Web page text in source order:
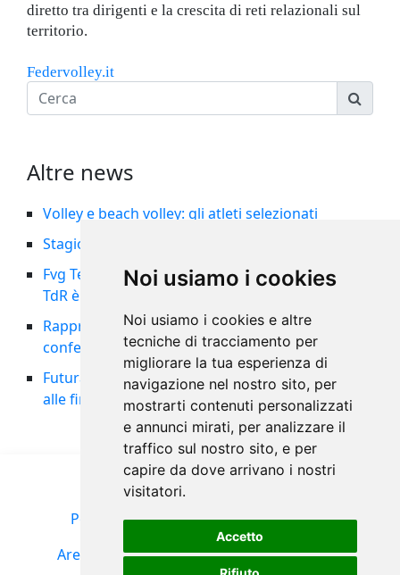
Noi usiamo i cookies
Noi usiamo i cookies e altre
tecniche di tracciamento per
migliorare la tua esperienza di
navigazione nel nostro sito, per
mostrarti contenuti personalizzati
e annunci mirati, per analizzare il
traffico sul nostro sito, e per
capire da dove arrivano i nostri
visitatori.
Accetto
diretto tra dirigenti e la crescita di reti relazionali sul
territorio.
Federvolley.it
Altre news
Volley e beach volley: gli atleti selezionati
Stagione 2026/27: indizione ed organici
Fvg Team femminile nella storia: il 5° posto al
TdR è tra i migliori risultati di sempre
Rappresentativa maschile al 14° posto al TdR:
confermata la Pool A per il 2027
Futura Volley Cordenons vicecampione d’Italia
alle finali nazionali U13
Seguici su
Termini d'uso
Policy Privacy
Cookies Policy
Portale FIPAV
Area riservata